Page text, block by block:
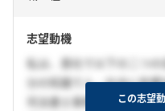
志望動機
私は、貴社で以下の二つ
分の知識で人・社会に影
司法書士事務所でのイン
この志望